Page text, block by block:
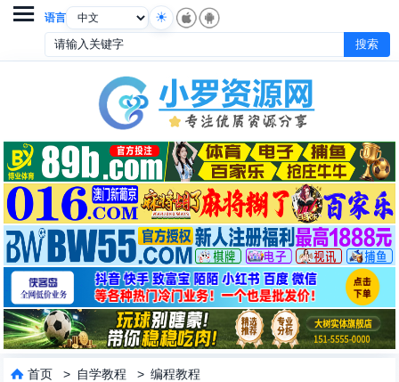
语言

 首页 > 自学教程 >编程教程